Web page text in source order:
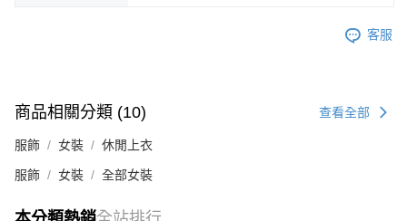
客服
商品相關分類 (10) 查看全部
服飾 女裝 休閒上衣
服飾 女裝 全部女裝